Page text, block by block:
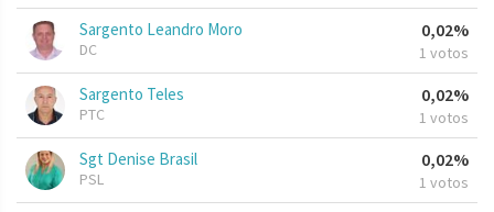
Sargento Leandro Moro
DC
0,02%
1 votos
Sargento Teles
PTC
0,02%
1 votos
Sgt Denise Brasil
PSL
0,02%
1 votos